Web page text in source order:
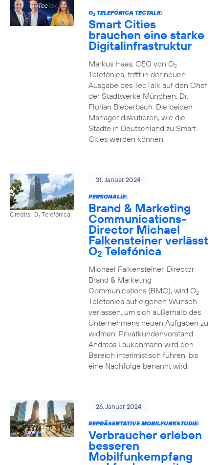
O2TELEFÓNICA TECTALK:
Smart Cities
brauchen eine starke
Digitalinfrastruktur
Markus Haas, CEO von O2
Telefónica, trifft in der neuen
Ausgabe des TecTalk auf den Chef
der Stadtwerke München, Dr.
Florian Bieberbach. Die beiden
Manager diskutieren, wie die
Städte in Deutschland zu Smart
Cities werden können.
Credits: O2Telefónica
31. Januar 2024
PERSONALIE:
Brand & Marketing
Communications-
Director Michael
Falkensteiner verlässt
O2 Telefónica
Michael Falkensteiner, Director
Brand & Marketing
Communications (BMC), wird O2
Telefonica auf eigenen Wunsch
verlassen, um sich außerhalb des
Unternehmens neuen Aufgaben zu
widmen. Privatkundenvorstand
Andreas Laukenmann wird den
Bereich interimistisch führen, bis
eine Nachfolge benannt wird.
26. Januar 2024
REPRÄSENTATIVE MOBILFUNKSTUDIE:
Verbraucher erleben
besseren
Mobilfunkempfang